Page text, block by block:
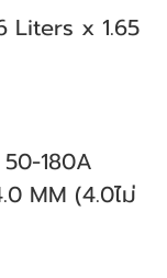
Liters x 1.65
180A
MM (4.0ไม่